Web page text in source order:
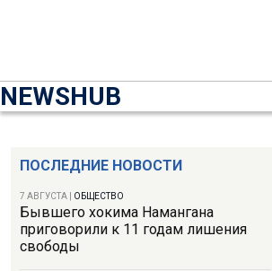
NEWSHUB
ПОСЛЕДНИЕ НОВОСТИ
7 АВГУСТА ОБЩЕСТВО
Бывшего хокима Намангана
приговорили к 11 годам лишения
свободы